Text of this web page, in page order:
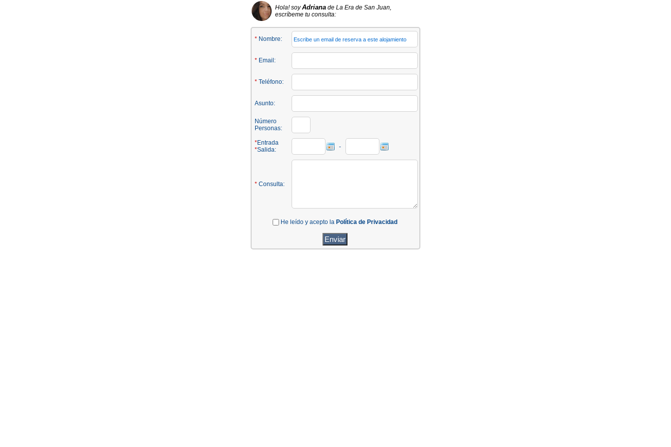
Hola! soyAdriana de La Era de San Juan,
escríbeme tu consulta:
* Nombre:
* Email:
* Teléfono:
Asunto:
Número
Personas:
*Entrada
*Salida: -
* Consulta:
He leído y acepto la Política de Privacidad